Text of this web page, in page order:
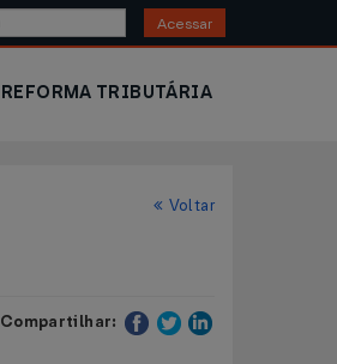
Acessar
REFORMA TRIBUTÁRIA
Voltar
Compartilhar: